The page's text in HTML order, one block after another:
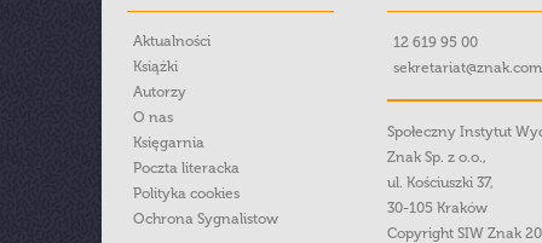
Aktualności
Książki
Autorzy
O nas
Księgarnia
Poczta literacka
Polityka cookies
Ochrona Sygnalistow
12 619 95 00
Społeczny Instytut
Znak Sp. z o.o.,
ul. Kościuszki 37,
30-105 Kraków
Copyright SIW Znak